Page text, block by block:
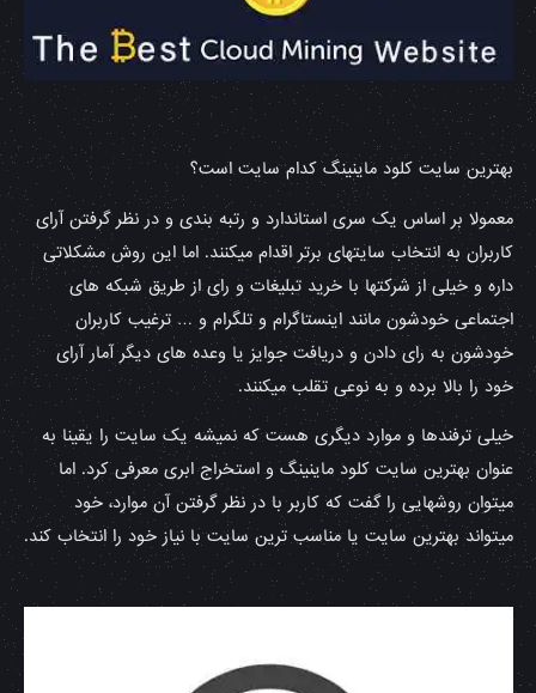
بهترین سایت کلود ماینینگ کدام سایت است؟
معمولا بر اساس یک سری استاندارد و رتبه بندی و در نظر گرفتن آرای
کاربران به انتخاب سایتهای برتر اقدام میکنند. اما این روش مشکلاتی
داره و خیلی از شرکتها با خرید تبلیغات و رای از طریق شبکه های
اجتماعی خودشون مانند اینستاگرام و تلگرام و … ترغیب کاربران
خودشون به رای دادن و دریافت جوایز یا وعده های دیگر آمار آرای
خود را بالا برده و به نوعی تقلب میکنند.
خیلی ترفندها و موارد دیگری هست که نمیشه یک سایت را یقینا به
عنوان بهترین سایت کلود ماینینگ و استخراج ابری معرفی کرد. اما
میتوان روشهایی را گفت که کاربر با در نظر گرفتن آن موارد، خود
میتواند بهترین سایت یا مناسب ترین سایت با نیاز خود را انتخاب کند.